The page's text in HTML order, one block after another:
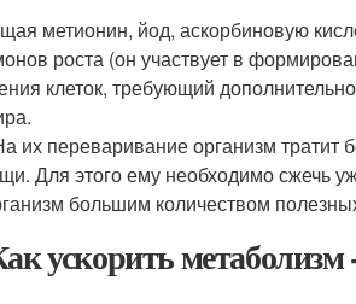
метионин, йод, аскорбиновую
роста (он участвует в
клеток, требующий
их переваривание организм тратит
Для этого ему необходимо сжечь
большим количеством
ускорить